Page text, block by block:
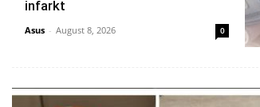
infarkt
Asus - August 8, 2026 0